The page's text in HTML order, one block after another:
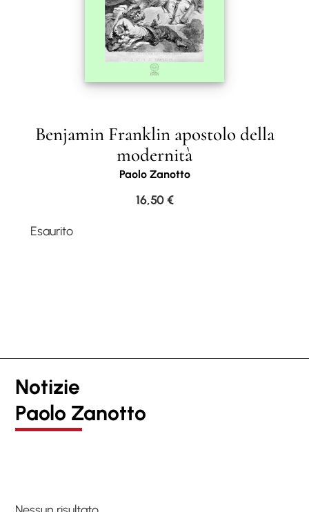
Benjamin Franklin apostolo della
modernità
Paolo Zanotto
16,50€
Esaurito
Notizie
Paolo Zanotto